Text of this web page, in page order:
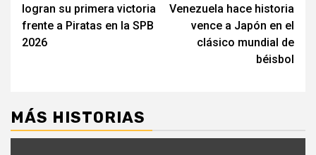
entradas
logran su primera victoria
frente a Piratas en la SPB
2026
Venezuela hace historia
vence a Japón en el
clásico mundial de
béisbol
MÁS HISTORIAS